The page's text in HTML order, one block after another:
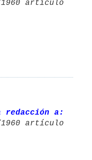
redacción a: